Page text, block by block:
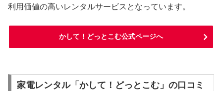
利用価値の高いレンタルサービスとなっています。
かして！どっとこむ公式ページへ
家電レンタル「かして！どっとこむ」の口コミ